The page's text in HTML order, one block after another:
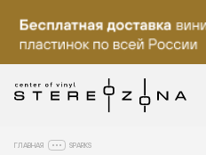
ГЛАВНАЯ SPARKS